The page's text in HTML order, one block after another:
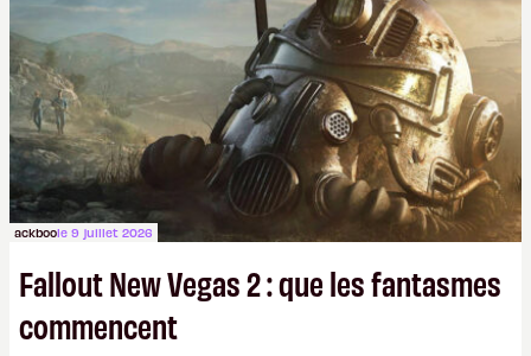
ackboole 9 juillet 2026
Fallout New Vegas 2 : que les fantasmes
commencent